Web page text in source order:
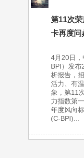
第11次荣
卡再度问
4月20日
BPI）发布
析报告，
活力、有
象，第11
力指数第
年度风向
(C-BPI)...